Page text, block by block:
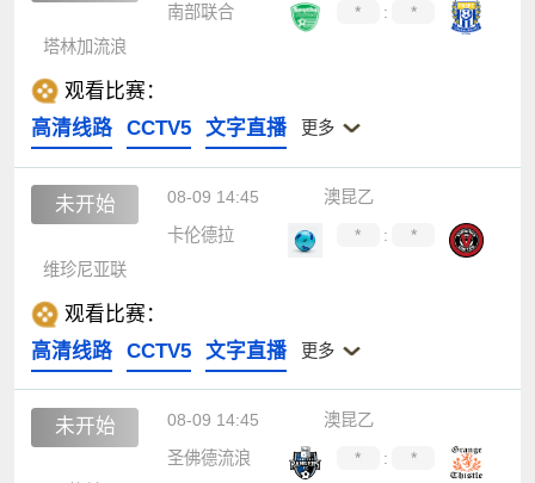
南部联合 * :
*
塔林加流浪
观看比赛：
高清线路
CCTV5 文字直播 更多
未开始 08-09 14:45
澳昆乙
卡伦德拉
* :
*
维珍尼亚联
观看比赛：
高清线路
CCTV5 文字直播 更多
未开始 08-09 14:45
澳昆乙
圣佛德流浪
* :
*